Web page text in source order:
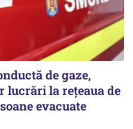
de gaze,
la rețeaua de
evacuate